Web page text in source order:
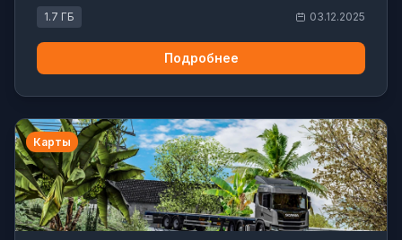
1.7 ГБ 03.12.2025
Подробнее
Карты